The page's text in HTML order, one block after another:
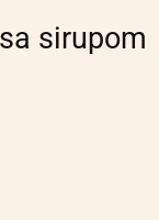
sirupom